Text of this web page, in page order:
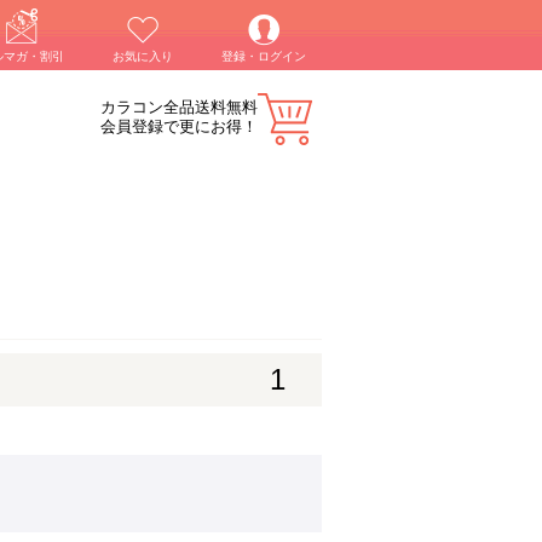
マガ・割引 お気に入り 登録・ログイン
カラコン全品送料無料
会員登録で更にお得！
1